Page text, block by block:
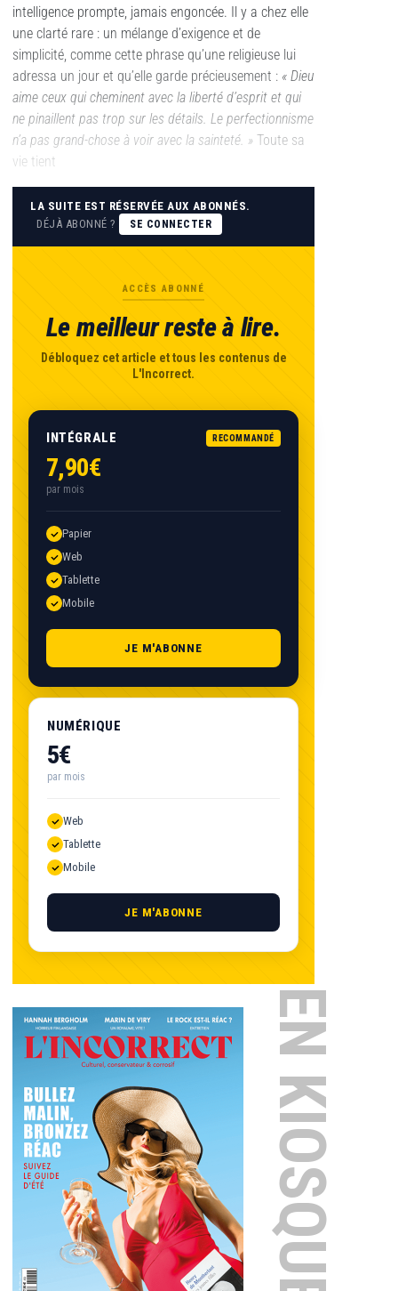
intelligence prompte, jamais engoncée. Il y a chez elle
une clarté rare : un mélange d’exigence et de
simplicité, comme cette phrase qu’une religieuse lui
adressa un jour et qu’elle garde précieusement : « Dieu
aime ceux qui cheminent avec la liberté d’esprit et qui
ne pinaillent pas trop sur les détails. Le perfectionnisme
n’a pas grand-chose à voir avec la sainteté. » Toute sa
vie tient
LA SUITE EST RÉSERVÉE AUX ABONNÉS.
DÉJÀ ABONNÉ ?
SE CONNECTER
ACCÈS ABONNÉ
Le meilleur reste à lire.
Débloquez cet article et tous les contenus de
L'Incorrect.
INTÉGRALE RECOMMANDÉ
7,90€
par mois
Papier
Web
Tablette
Mobile
JE M'ABONNE
NUMÉRIQUE
5€
par mois
Web
Tablette
Mobile
JE M'ABONNE
EN KIOSQUE